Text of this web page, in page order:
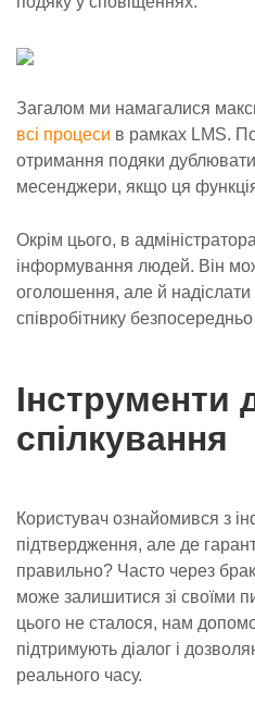
Загалом ми намагалися
всі процеси в рамках LMS.
отримання подяки
месенджери, якщо ця
Окрім цього, в
інформування людей. Він
оголошення, але й
співробітнику
Інструменти
спілкування
Користувач ознайомився з
підтвердження, але де
правильно? Часто через брак
може залишитися зі своїми
цього не сталося, нам
підтримують діалог і
реального часу.